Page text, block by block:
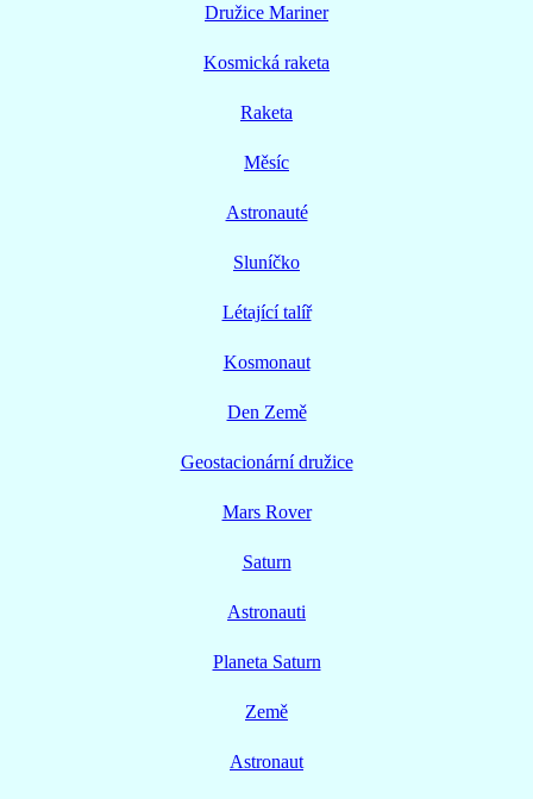
Družice Mariner
Kosmická raketa
Raketa
Měsíc
Astronauté
Sluníčko
Létající talíř
Kosmonaut
Den Země
Geostacionární družice
Mars Rover
Saturn
Astronauti
Planeta Saturn
Země
Astronaut